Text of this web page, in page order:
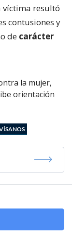
víctima resultó
contusiones y
de carácter
la mujer,
orientación